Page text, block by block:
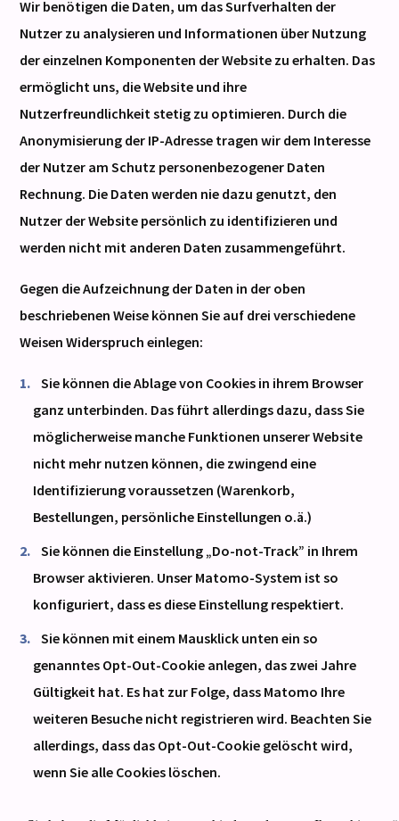
Wir benötigen die Daten, um das Surfverhalten der
Nutzer zu analysieren und Informationen über Nutzung
der einzelnen Komponenten der Website zu erhalten. Das
ermöglicht uns, die Website und ihre
Nutzerfreundlichkeit stetig zu optimieren. Durch die
Anonymisierung der IP-Adresse tragen wir dem Interesse
der Nutzer am Schutz personenbezogener Daten
Rechnung. Die Daten werden nie dazu genutzt, den
Nutzer der Website persönlich zu identifizieren und
werden nicht mit anderen Daten zusammengeführt.
Gegen die Aufzeichnung der Daten in der oben
beschriebenen Weise können Sie auf drei verschiedene
Weisen Widerspruch einlegen:
Sie können die Ablage von Cookies in ihrem Browser
ganz unterbinden. Das führt allerdings dazu, dass Sie
möglicherweise manche Funktionen unserer Website
nicht mehr nutzen können, die zwingend eine
Identifizierung voraussetzen (Warenkorb,
Bestellungen, persönliche Einstellungen o.ä.)
Sie können die Einstellung „Do-not-Track” in Ihrem
Browser aktivieren. Unser Matomo-System ist so
konfiguriert, dass es diese Einstellung respektiert.
Sie können mit einem Mausklick unten ein so
genanntes Opt-Out-Cookie anlegen, das zwei Jahre
Gültigkeit hat. Es hat zur Folge, dass Matomo Ihre
weiteren Besuche nicht registrieren wird. Beachten Sie
allerdings, dass das Opt-Out-Cookie gelöscht wird,
wenn Sie alle Cookies löschen.